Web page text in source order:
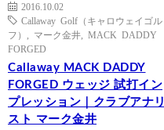
2016.10.02
Callaway Golf（キャロウェイゴル
フ）
マーク金井
MACK DADDY
FORGED
Callaway MACK DADDY
FORGED ウェッジ 試打イン
プレッション｜クラブアナリ
スト マーク金井